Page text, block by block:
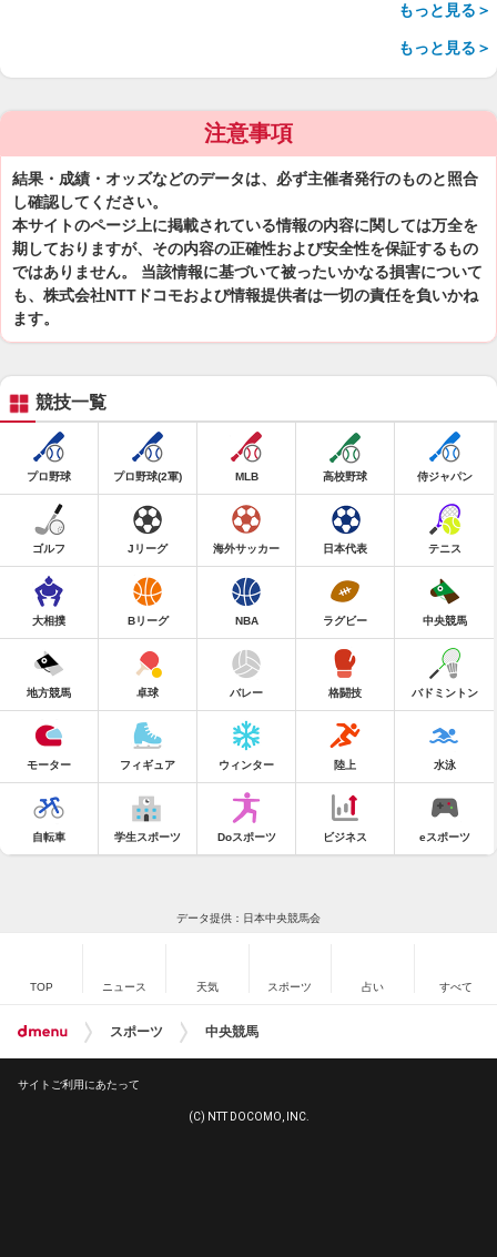
もっと見る＞
もっと見る＞
注意事項
結果・成績・オッズなどのデータは、必ず主催者発行のものと照合
し確認してください。
本サイトのページ上に掲載されている情報の内容に関しては万全を
期しておりますが、その内容の正確性および安全性を保証するもの
ではありません。 当該情報に基づいて被ったいかなる損害について
も、株式会社NTTドコモおよび情報提供者は一切の責任を負いかね
ます。
競技一覧
プロ野球 プロ野球(2軍) MLB 高校野球 侍ジャパン
ゴルフ Jリーグ 海外サッカー 日本代表 テニス
大相撲 Bリーグ NBA ラグビー 中央競馬
地方競馬 卓球 バレー 格闘技 バドミントン
モーター フィギュア ウィンター 陸上 水泳
自転車 学生スポーツ Doスポーツ ビジネス eスポーツ
データ提供：日本中央競馬会
TOP ニュース 天気 スポーツ 占い すべて
スポーツ 中央競馬
サイトご利用にあたって
(C) NTT DOCOMO, INC.